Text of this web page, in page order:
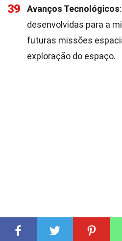
39 Avanços Tecnológicos
desenvolvidas para a
futuras missões
exploração do espaço.
O Impacto do OSIRIS-